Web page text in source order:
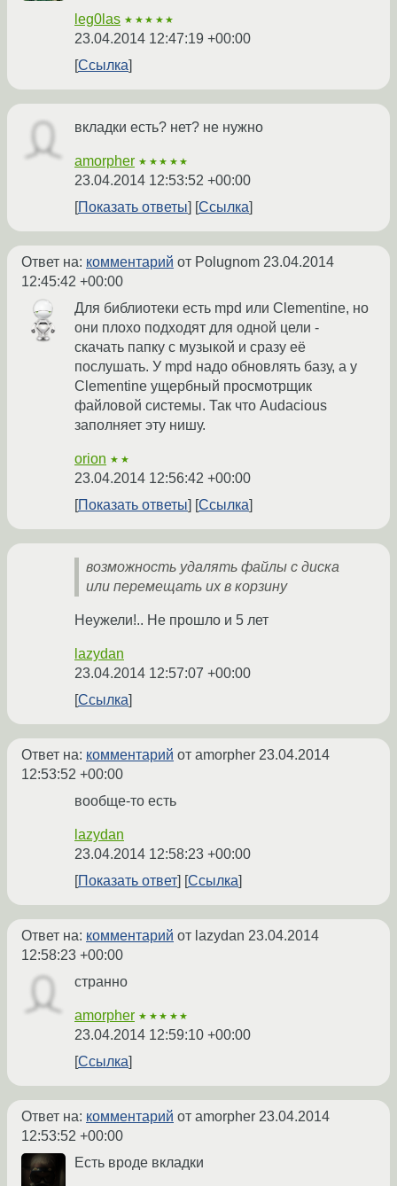
leg0las ★★★★★
23.04.2014 12:47:19 +00:00
Ссылка
вкладки есть? нет? не нужно
amorpher ★★★★★
23.04.2014 12:53:52 +00:00
Показать ответы
Ссылка
Ответ на: комментарий от Polugnom 23.04.2014
12:45:42 +00:00
Для библиотеки есть mpd или Clementine, но
они плохо подходят для одной цели -
скачать папку с музыкой и сразу её
послушать. У mpd надо обновлять базу, а у
Clementine ущербный просмотрщик
файловой системы. Так что Audacious
заполняет эту нишу.
orion ★★
23.04.2014 12:56:42 +00:00
Показать ответы
Ссылка
возможность удалять файлы с диска
или перемещать их в корзину
Неужели!.. Не прошло и 5 лет
lazydan
23.04.2014 12:57:07 +00:00
Ссылка
Ответ на: комментарий от amorpher 23.04.2014
12:53:52 +00:00
вообще-то есть
lazydan
23.04.2014 12:58:23 +00:00
Показать ответ
Ссылка
Ответ на: комментарий от lazydan 23.04.2014
12:58:23 +00:00
странно
amorpher ★★★★★
23.04.2014 12:59:10 +00:00
Ссылка
Ответ на: комментарий от amorpher 23.04.2014
12:53:52 +00:00
Есть вроде вкладки